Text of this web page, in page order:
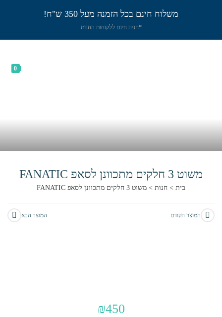
משלוח חינם בכל הזמנה מעל 350 ש"ח!
*חניה חינם ללקוחות החנות
0
משוט 3 חלקים מתכוונן לסאפ FANATIC
בית > חנות > משוט 3 חלקים מתכוונן לסאפ FANATIC
המוצר הקודם המוצר הבא
₪450